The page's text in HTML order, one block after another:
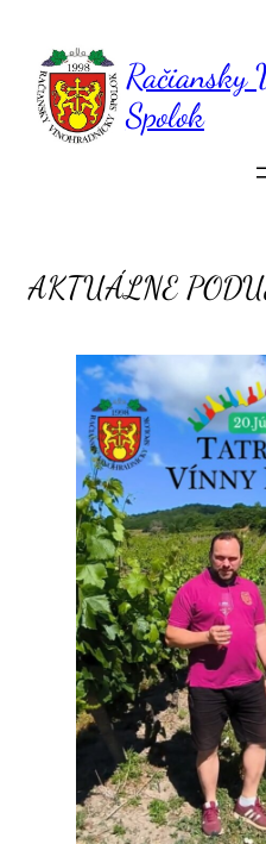
obsah
Račiansky
Spolok
AKTUÁLNE